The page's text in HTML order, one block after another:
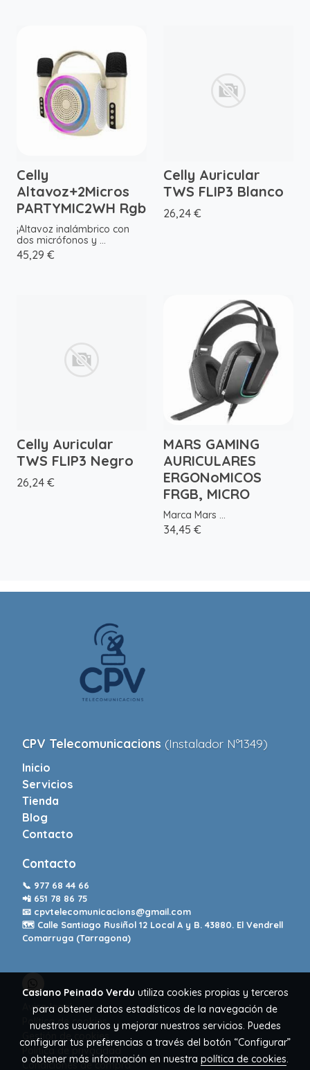
Celly
Altavoz+2Micros
PARTYMIC2WH Rgb
¡Altavoz inalámbrico con
dos micrófonos y ...
45,29 €
Celly Auricular
TWS FLIP3 Blanco
26,24 €
Celly Auricular
TWS FLIP3 Negro
26,24 €
MARS GAMING
AURICULARES
ERGONoMICOS
FRGB, MICRO
Marca Mars ...
34,45 €
CPV Telecomunicacions (Instalador Nº1349)
Inicio
Servicios
Tienda
Blog
Contacto
Contacto
📞 977 68 44 66
📲 651 78 86 75
📧 cpvtelecomunicacions@gmail.com
🗺️ Calle Santiago Rusiñol 12 Local A y B. 43880. El Vendrell
Comarruga (Tarragona)
Aviso legal
Política de cookies
Gestión de cookies
Política de privacidad
Condiciones de compra
Casiano Peinado Verdu utiliza cookies propias y terceros
para obtener datos estadísticos de la navegación de
nuestros usuarios y mejorar nuestros servicios. Puedes
configurar tus preferencias a través del botón “Configurar”
o obtener más información en nuestra política de cookies.